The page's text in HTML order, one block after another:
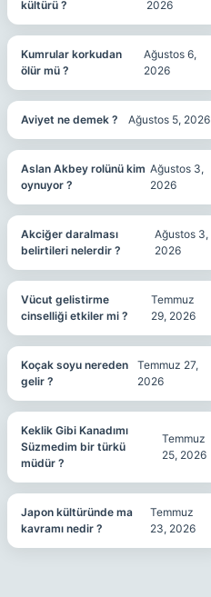
kültürü ?
2026
Kumrular korkudan
ölür mü ?
Ağustos 6,
2026
Aviyet ne demek ? Ağustos 5, 2026
Aslan Akbey rolünü kim
oynuyor ?
Ağustos 3,
2026
Akciğer daralması
belirtileri nelerdir ?
Ağustos 3,
2026
Vücut gelistirme
cinselliği etkiler mi ?
Temmuz
29, 2026
Koçak soyu nereden
gelir ?
Temmuz 27,
2026
Keklik Gibi Kanadımı
Süzmedim bir türkü
müdür ?
Temmuz
25, 2026
Japon kültüründe ma
kavramı nedir ?
Temmuz
23, 2026